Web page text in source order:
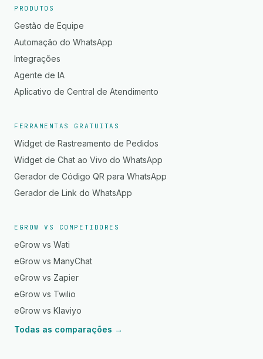
PRODUTOS
Gestão de Equipe
Automação do WhatsApp
Integrações
Agente de IA
Aplicativo de Central de Atendimento
FERRAMENTAS GRATUITAS
Widget de Rastreamento de Pedidos
Widget de Chat ao Vivo do WhatsApp
Gerador de Código QR para WhatsApp
Gerador de Link do WhatsApp
EGROW VS COMPETIDORES
eGrow vs Wati
eGrow vs ManyChat
eGrow vs Zapier
eGrow vs Twilio
eGrow vs Klaviyo
Todas as comparações →